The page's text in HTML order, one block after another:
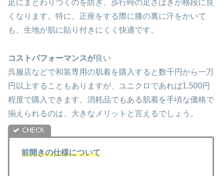
足にまとわりつくのを防ぎ、歩行時の足さばきが格段に良
くなります。特に、正座をする際に膝の裏に汗をかいて
も、生地が肌に貼り付きにくく快適です。
コストパフォーマンスが良い
呉服店などで和装専用の肌着を購入すると数千円から一万
円以上することもありますが、ユニクロであれば1,500円
程度で購入できます。消耗品でもある肌着を手頃な価格で
揃えられるのは、大きなメリットと言えるでしょう。
前開きの仕様について